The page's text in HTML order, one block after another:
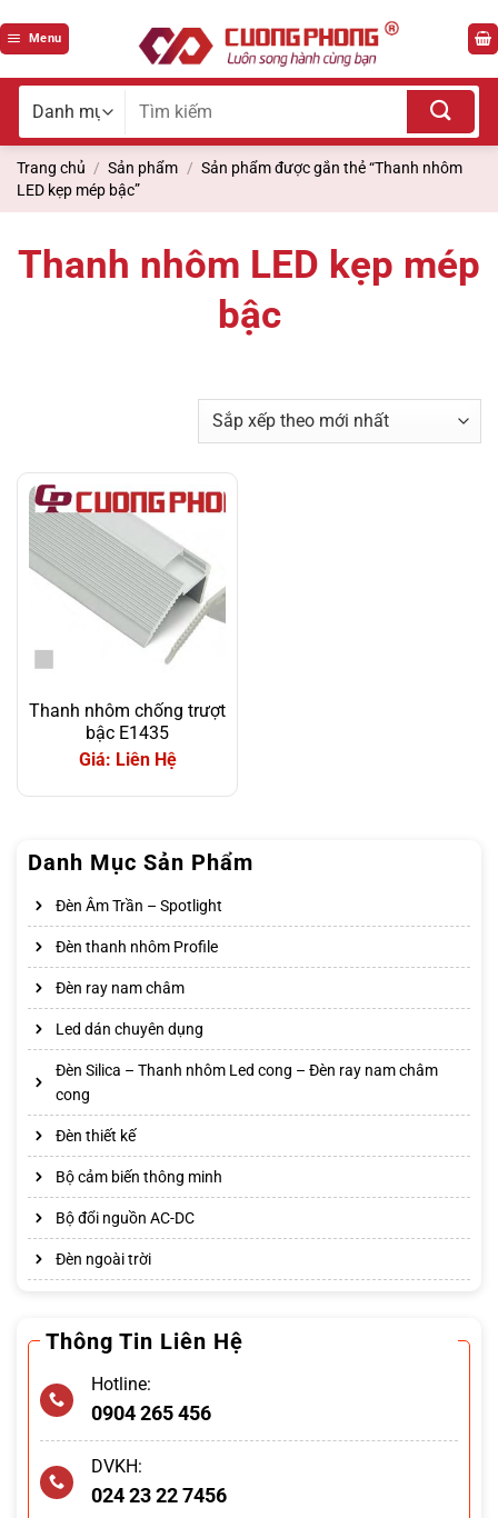
qua
Menu
Tìm
Trang chủ / Sản phẩm / Sản phẩm được gắn thẻ “Thanh nhôm
LED kẹp mép bậc”
Danh Mục Sản Phẩm
Đèn Âm Trần – Spotlight
Đèn thanh nhôm Profile
Đèn ray nam châm
Led dán chuyên dụng
Đèn Silica – Thanh nhôm Led cong – Đèn ray nam châm
cong
Đèn thiết kế
Bộ cảm biến thông minh
Bộ đổi nguồn AC-DC
Đèn ngoài trời
Thông Tin Liên Hệ
Hotline:
0904 265 456
DVKH:
024 23 22 7456
Thanh nhôm LED kẹp mép
bậc
Thanh nhôm chống trượt
bậc E1435
Giá: Liên Hệ